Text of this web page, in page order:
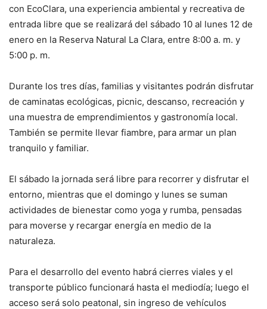
con EcoClara, una experiencia ambiental y recreativa de
entrada libre que se realizará del sábado 10 al lunes 12 de
enero en la Reserva Natural La Clara, entre 8:00 a. m. y
5:00 p. m.
Durante los tres días, familias y visitantes podrán disfrutar
de caminatas ecológicas, picnic, descanso, recreación y
una muestra de emprendimientos y gastronomía local.
También se permite llevar fiambre, para armar un plan
tranquilo y familiar.
El sábado la jornada será libre para recorrer y disfrutar el
entorno, mientras que el domingo y lunes se suman
actividades de bienestar como yoga y rumba, pensadas
para moverse y recargar energía en medio de la
naturaleza.
Para el desarrollo del evento habrá cierres viales y el
transporte público funcionará hasta el mediodía; luego el
acceso será solo peatonal, sin ingreso de vehículos